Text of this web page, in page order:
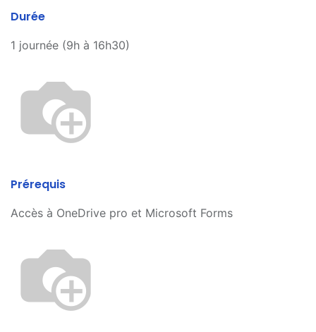
Durée
1 journée (9h à 16h30)
Prérequis
Accès à OneDrive pro et Microsoft Forms